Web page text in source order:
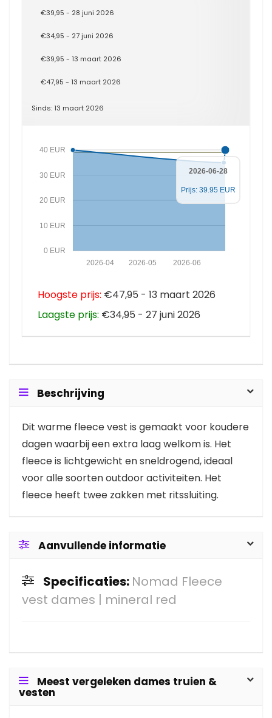
€39,95 - 28 juni 2026
€34,95 - 27 juni 2026
€39,95 - 13 maart 2026
€47,95 - 13 maart 2026
Sinds: 13 maart 2026
0 EUR
10 EUR
20 EUR
30 EUR
40 EUR
2026-06
2026-05
2026-04
2026-06-28
Prijs: 39.95 EUR
Hoogste prijs: €47,95 - 13 maart 2026
Laagste prijs: €34,95 - 27 juni 2026
Beschrijving
Dit warme fleece vest is gemaakt voor koudere
dagen waarbij een extra laag welkom is. Het
fleece is lichtgewicht en sneldrogend, ideaal
voor alle soorten outdoor activiteiten. Het
fleece heeft twee zakken met ritssluiting.
Aanvullende informatie
Specificaties: Nomad Fleece
vest dames | mineral red
Meest vergeleken dames truien &
vesten